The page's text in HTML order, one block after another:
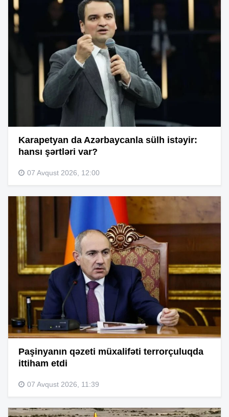
Karapetyan da Azərbaycanla sülh istəyir:
hansı şərtləri var?
07 Avqust 2026, 12:00
Paşinyanın qəzeti müxalifəti terrorçuluqda
ittiham etdi
07 Avqust 2026, 11:39